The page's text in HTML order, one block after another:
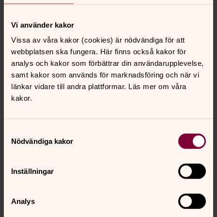
Vi använder kakor
Vissa av våra kakor (cookies) är nödvändiga för att
webbplatsen ska fungera. Här finns också kakor för
analys och kakor som förbättrar din användarupplevelse,
samt kakor som används för marknadsföring och när vi
länkar vidare till andra plattformar. Läs mer om våra
kakor.
Nödvändiga kakor
Inställningar
Analys
Gudstjänstgrupp
För dig som vill vara med och göra något praktiskt i
söndagens gudstjänst som att läsa text, bära ljus, dela
ut nattvard, göra kyrkkaffe. Varje gudstjänstgrupp
tjänstgör ungefär var tredje söndag. Är du intresserad?
Kontakta:
liza.hagberg-lerner@svenskakyrkan.se
Dag Salomonson 013-30 39 82
dag.salomonson@svenskakyrkan.se
Bokcafé
En öppen mötesplats med lättläst litteratur, tidningar för
små och stora.